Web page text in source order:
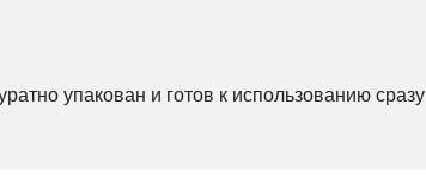
упакован и готов к использованию сразу